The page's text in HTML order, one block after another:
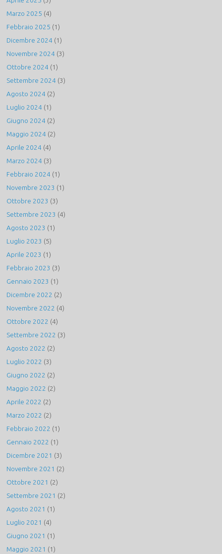
Marzo 2025 (4)
Febbraio 2025 (1)
Dicembre 2024 (1)
Novembre 2024 (3)
Ottobre 2024 (1)
Settembre 2024 (3)
Agosto 2024 (2)
Luglio 2024 (1)
Giugno 2024 (2)
Maggio 2024 (2)
Aprile 2024 (4)
Marzo 2024 (3)
Febbraio 2024 (1)
Novembre 2023 (1)
Ottobre 2023 (3)
Settembre 2023 (4)
Agosto 2023 (1)
Luglio 2023 (5)
Aprile 2023 (1)
Febbraio 2023 (3)
Gennaio 2023 (1)
Dicembre 2022 (2)
Novembre 2022 (4)
Ottobre 2022 (4)
Settembre 2022 (3)
Agosto 2022 (2)
Luglio 2022 (3)
Giugno 2022 (2)
Maggio 2022 (2)
Aprile 2022 (2)
Marzo 2022 (2)
Febbraio 2022 (1)
Gennaio 2022 (1)
Dicembre 2021 (3)
Novembre 2021 (2)
Ottobre 2021 (2)
Settembre 2021 (2)
Agosto 2021 (1)
Luglio 2021 (4)
Giugno 2021 (1)
Maggio 2021 (1)